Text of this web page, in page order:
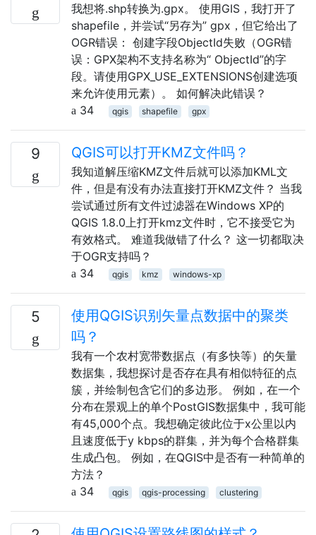
我想将.shp转换为.gpx。 使用GIS，我打开了
shapefile，并尝试“另存为” gpx，但它给出了
OGR错误： 创建字段ObjectId失败（OGR错
误：GPX架构不支持名称为“ ObjectId”的字
段。请使用GPX_USE_EXTENSIONS创建选项
来允许使用元素）。 如何解决此错误？
34
qgis shapefile gpx
9 QGIS可以打开KMZ文件吗？
我知道解压缩KMZ文件后就可以添加KML文
件，但是有没有办法直接打开KMZ文件？ 当我
尝试通过所有文件过滤器在Windows XP的
QGIS 1.8.0上打开kmz文件时，它不接受它为
有效格式。 难道我做错了什么？ 这一切都取决
于OGR支持吗？
34
qgis kmz windows-xp
5
使用QGIS识别矢量点数据中的聚类
吗？
我有一个农村宽带数据点（有多快等）的矢量
数据集，我想探讨是否存在具有相似特征的点
簇，并绘制包含它们的多边形。 例如，在一个
分布在景观上的单个PostGIS数据集中，我可能
有45,000个点。我想确定彼此位于x公里以内
且速度低于y kbps的群集，并为每个合格群集
生成凸包。 例如，在QGIS中是否有一种简单的
方法？
34
qgis qgis-processing clustering